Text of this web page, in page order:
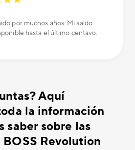
por muchos años. Mi saldo
hasta el último centavo.
Aquí
la información
saber sobre las
BOSS Revolution